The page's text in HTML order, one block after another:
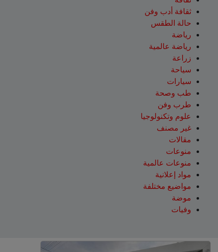
ثقافة أدب وفن
حالة الطقس
رياضة
رياضة عالمية
زراعة
سياحة
سيارات
طب وصحة
طرب وفن
علوم وتكنولوجيا
غير مصنف
مقالات
منوعات
منوعات عالمية
مواد إعلانية
مواضيع مختلفة
موضة
وفيات